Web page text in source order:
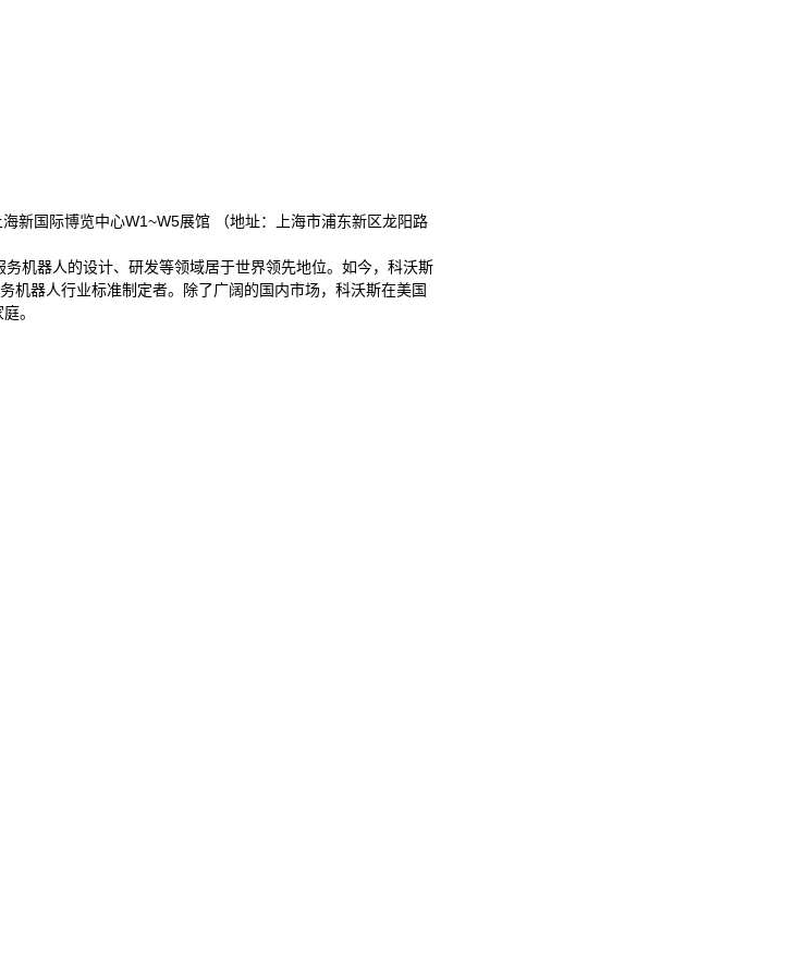
新国际博览中心W1~W5展馆 （地址：上海市浦东新区龙阳路
机器人的设计、研发等领域居于世界领先地位。如今，科沃斯
机器人行业标准制定者。除了广阔的国内市场，科沃斯在美国
。